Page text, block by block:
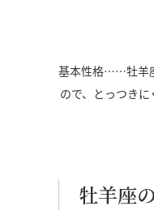
基本性格……牡羊
ので、とっつき
牡羊座